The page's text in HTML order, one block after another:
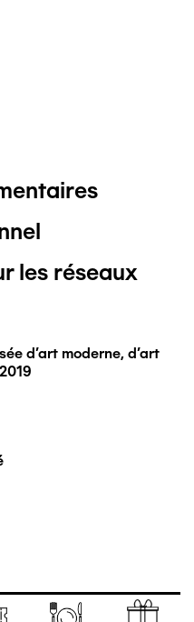
les réseaux
d'art moderne, d'art